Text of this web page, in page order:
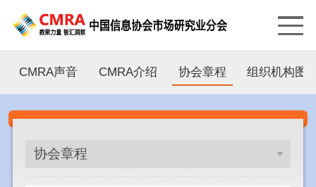
CMRA声音 CMRA介绍 协会章程 组织机构图
协会章程